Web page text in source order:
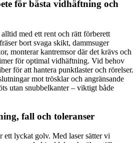
för bästa vidhäftning och
med ett rent och rätt förberett
bort svaga skikt, dammsuger
monterar kantremsor där det krävs och
för optimal vidhäftning. Vid behov
för att hantera punktlaster och rörelser.
mot trösklar och angränsande
utan snubbelkanter – viktigt både
fall och toleranser
ett lyckat golv. Med laser sätter vi